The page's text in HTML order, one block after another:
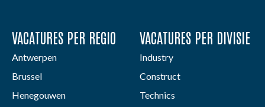
VACATURES PER REGIO
Antwerpen
Brussel
Henegouwen
VACATURES PER DIVISIE
Industry
Construct
Technics